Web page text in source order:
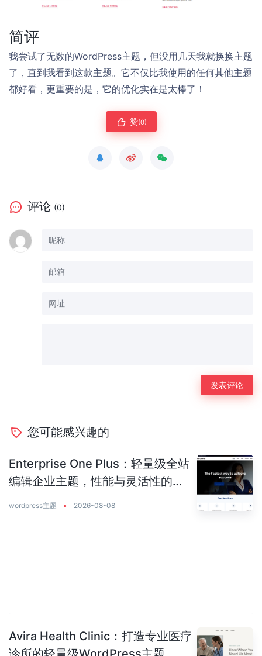
简评
我尝试了无数的WordPress主题，但没用几天我就换换主题
了，直到我看到这款主题。它不仅比我使用的任何其他主题
都好看，更重要的是，它的优化实在是太棒了！
赞(0)
评论 (0)
您可能感兴趣的
Enterprise One Plus：轻量级全站
编辑企业主题，性能与灵活性的完
wordpress主题 • 2026-08-08
Avira Health Clinic：打造专业医疗